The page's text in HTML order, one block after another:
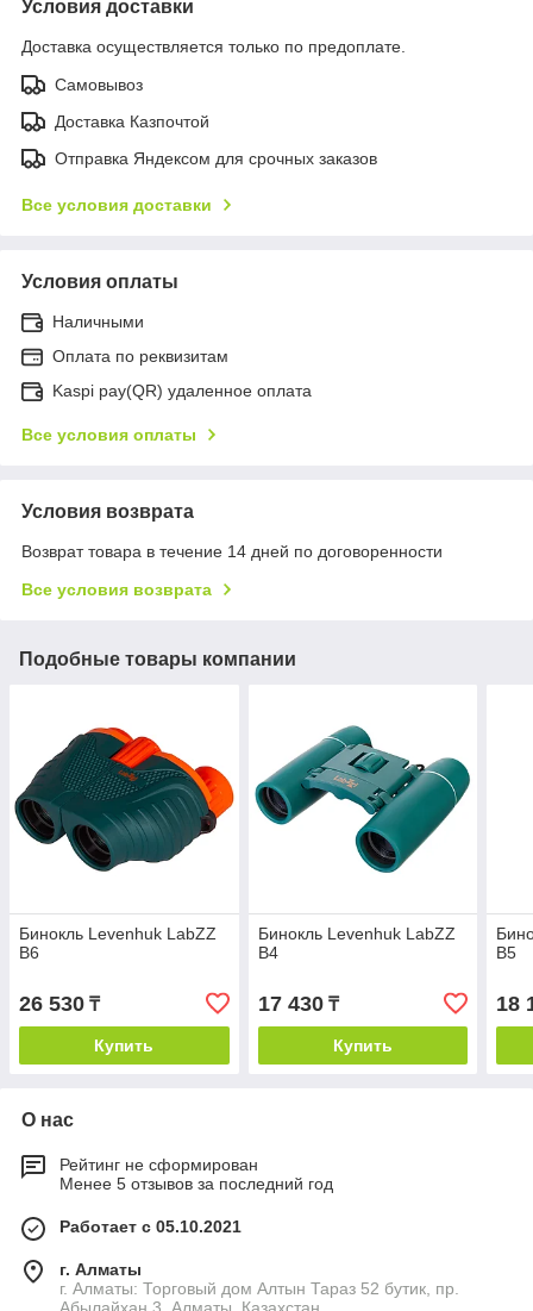
Условия доставки
Доставка осуществляется только по предоплате.
Самовывоз
Доставка Казпочтой
Отправка Яндексом для срочных заказов
Все условия доставки
Условия оплаты
Наличными
Оплата по реквизитам
Kaspi pay(QR) удаленное оплата
Все условия оплаты
Условия возврата
Возврат товара в течение 14 дней по договоренности
Все условия возврата
Подобные товары компании
Бинокль Levenhuk LabZZ
B6
26 530 ₸
Купить
Бинокль Levenhuk LabZZ
B4
17 430₸
Купить
B5
18
О нас
Рейтинг не сформирован
Менее 5 отзывов за последний год
Работает с 05.10.2021
г. Алматы
г. Алматы: Торговый дом Алтын Тараз 52 бутик, пр.